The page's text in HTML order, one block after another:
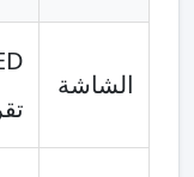
الشاشة